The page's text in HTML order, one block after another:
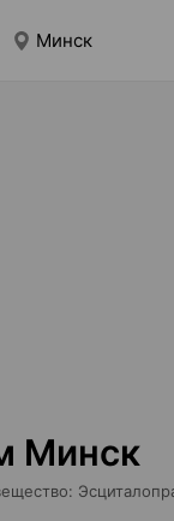
Минск
Минск
: